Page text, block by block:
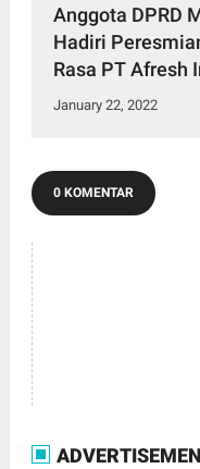
Anggota DPRD
Hadiri
Rasa PT Afresh
January 22, 2022
0 KOMENTAR